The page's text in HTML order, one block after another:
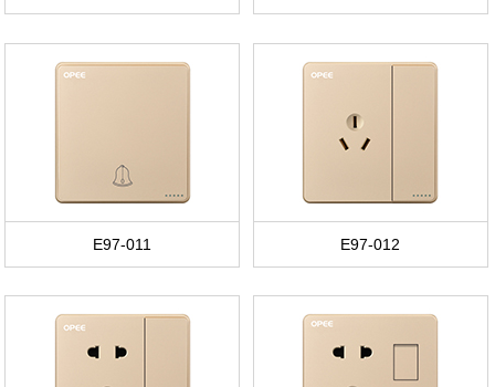
E97-011 E97-012